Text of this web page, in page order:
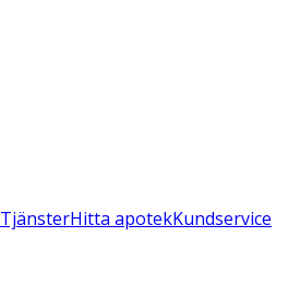
TjänsterHitta apotekKundservice